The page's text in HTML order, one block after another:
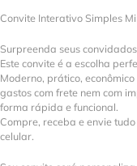
Convite Interativo Simples
Surpreenda seus
Este convite é a escolha
Moderno, prático,
gastos com frete nem com
forma rápida e funcional.
Compre, receba e envie
celular.